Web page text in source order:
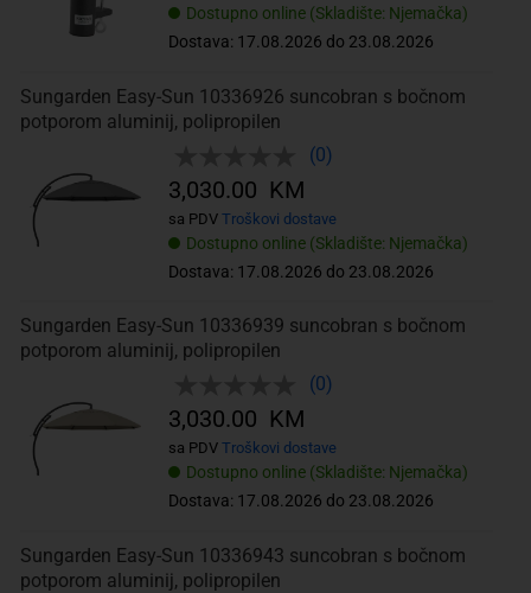
Dostupno online (Skladište: Njemačka)
Dostava: 17.08.2026 do 23.08.2026
Sungarden Easy-Sun 10336926 suncobran s bočnom
potporom aluminij, polipropilen
(0)
Dostupno online (Skladište: Njemačka)
Dostava: 17.08.2026 do 23.08.2026
3,030.00 KM
sa PDV Troškovi dostave
Sungarden Easy-Sun 10336939 suncobran s bočnom
potporom aluminij, polipropilen
(0)
Dostupno online (Skladište: Njemačka)
Dostava: 17.08.2026 do 23.08.2026
3,030.00 KM
sa PDV Troškovi dostave
Sungarden Easy-Sun 10336943 suncobran s bočnom
potporom aluminij, polipropilen